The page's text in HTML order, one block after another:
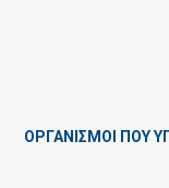
ΟΡΓΑΝΙΣΜΟΙ ΠΟΥ